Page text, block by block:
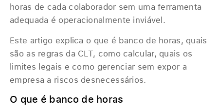
horas de cada colaborador sem uma ferramenta
adequada é operacionalmente inviável.
Este artigo explica o que é banco de horas, quais
são as regras da CLT, como calcular, quais os
limites legais e como gerenciar sem expor a
empresa a riscos desnecessários.
O que é banco de horas